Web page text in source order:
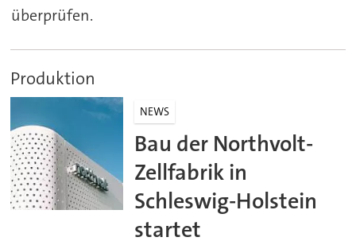
überprüfen.
Produktion
NEWS
Bau der Northvolt-
Zellfabrik in
Schleswig-Holstein
startet